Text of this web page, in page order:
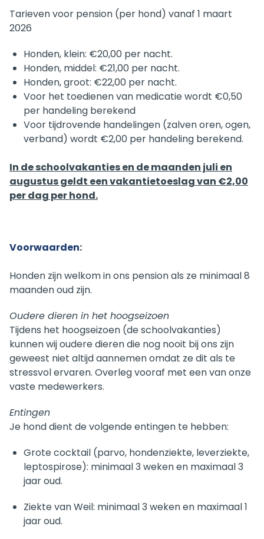
Tarieven voor pension (per hond) vanaf 1 maart
2026
Honden, klein: €20,00 per nacht.
Honden, middel: €21,00 per nacht.
Honden, groot: €22,00 per nacht.
Voor het toedienen van medicatie wordt €0,50
per handeling berekend
Voor tijdrovende handelingen (zalven oren, ogen,
verband) wordt €2,00 per handeling berekend.
In de schoolvakanties en de maanden juli en
augustus geldt een vakantietoeslag van €2,00
per dag per hond.
Voorwaarden:
Honden zijn welkom in ons pension als ze minimaal 8
maanden oud zijn.
Oudere dieren in het hoogseizoen
Tijdens het hoogseizoen (de schoolvakanties)
kunnen wij oudere dieren die nog nooit bij ons zijn
geweest niet altijd aannemen omdat ze dit als te
stressvol ervaren. Overleg vooraf met een van onze
vaste medewerkers.
Entingen
Je hond dient de volgende entingen te hebben:
Grote cocktail (parvo, hondenziekte, leverziekte,
leptospirose): minimaal 3 weken en maximaal 3
jaar oud.
Ziekte van Weil: minimaal 3 weken en maximaal 1
jaar oud.